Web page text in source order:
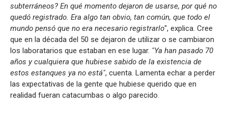
subterráneos? En qué momento dejaron de usarse, por qué no
quedó registrado. Era algo tan obvio, tan común, que todo el
mundo pensó que no era necesario registrarlo", explica. Cree
que en la década del 50 se dejaron de utilizar o se cambiaron
los laboratarios que estaban en ese lugar. "Ya han pasado 70
años y cualquiera que hubiese sabido de la existencia de
estos estanques ya no está", cuenta. Lamenta echar a perder
las expectativas de la gente que hubiese querido que en
realidad fueran catacumbas o algo parecido.